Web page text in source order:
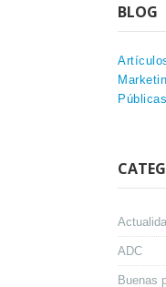
BLOG
Públicas
ADC
Buenas